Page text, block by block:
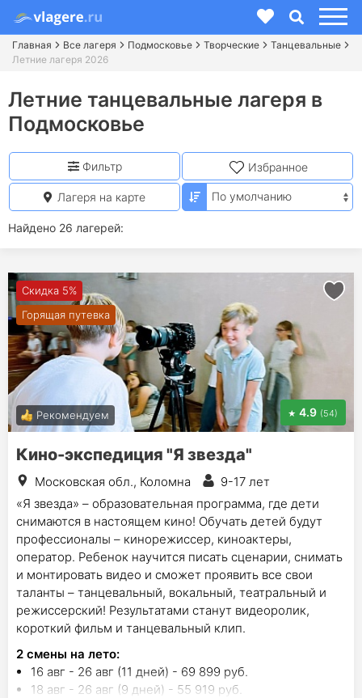
Главная Все лагеря Подмосковье Творческие
Танцевальные
Летние лагеря 2026
Летние танцевальные лагеря в
Подмосковье
Найдено 26 лагерей:
Фильтр Избранное
Лагеря на карте
Скидка 5%
Горящая путевка
Рекомендуем 4.9 (54)
Кино-экспедиция "Я звезда"
Московская обл., Коломна
9-17 лет
«Я звезда» – образовательная программа, где дети
снимаются в настоящем кино! Обучать детей будут
профессионалы – кинорежиссер, киноактеры,
оператор. Ребенок научится писать сценарии, снимать
и монтировать видео и сможет проявить все свои
таланты – танцевальный, вокальный, театральный и
режиссерский! Результатами станут видеоролик,
короткий фильм и танцевальный клип.
2 смены на лето:
16 авг - 26 авг (11 дней) - 69 899 руб.
18 авг - 26 авг (9 дней) - 55 919 руб.